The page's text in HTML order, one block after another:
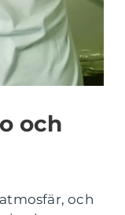
och
och